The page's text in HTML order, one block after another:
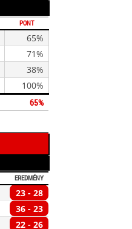
PONT
65%
71%
38%
100%
65%
EREDMÉNY
23 - 28
36 - 23
22 - 26